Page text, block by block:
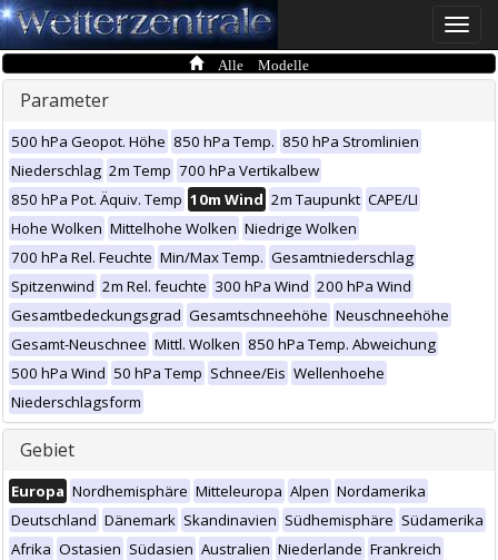
Toggle
Alle Modelle
Parameter
500 hPa Geopot. Höhe 850 hPa Temp. 850 hPa Stromlinien
Niederschlag 2m Temp 700 hPa Vertikalbew
850 hPa Pot. Äquiv. Temp 10m Wind 2m Taupunkt CAPE/LI
Hohe Wolken Mittelhohe Wolken Niedrige Wolken
700 hPa Rel. Feuchte Min/Max Temp. Gesamtniederschlag
Spitzenwind 2m Rel. feuchte 300 hPa Wind 200 hPa Wind
Gesamtbedeckungsgrad Gesamtschneehöhe Neuschneehöhe
Gesamt-Neuschnee Mittl. Wolken 850 hPa Temp. Abweichung
500 hPa Wind 50 hPa Temp Schnee/Eis Wellenhoehe
Niederschlagsform
Gebiet
Europa Nordhemisphäre Mitteleuropa Alpen Nordamerika
Deutschland Dänemark Skandinavien Südhemisphäre Südamerika
Afrika Ostasien Südasien Australien Niederlande Frankreich